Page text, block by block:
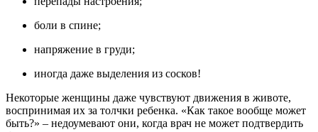
боли в спине;
напряжение в груди;
иногда даже выделения из сосков!
Некоторые женщины даже чувствуют движения в животе,
воспринимая их за толчки ребенка. «Как такое вообще может
быть?» – недоумевают они, когда врач не может подтвердить